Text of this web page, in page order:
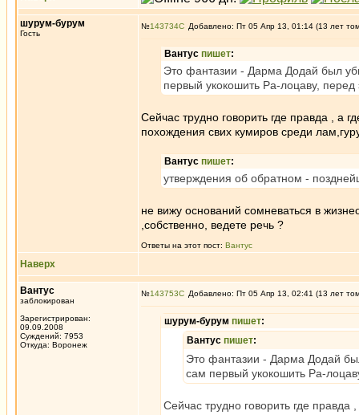
шурум-бурум
Гость
№143734 Добавлено: Пт 05 Апр 13, 01:14 (13 лет
Вантус пишет:
Это фантазии - Дарма Додай был
первый укокошить Ра-лоцаву,
Сейчас трудно говорить где правда , а
похождения свих кумиров среди
Вантус пишет:
утверждения об обратном -
не вижу оснований сомневаться в
,собственно, ведете речь ?
Ответы на этот пост: Вантус
Наверх
Вантус
заблокирован
Зарегистрирован:
09.09.2008
Суждений: 7953
Откуда: Воронеж
№143753 Добавлено: Пт 05 Апр 13, 02:41 (13 лет
шурум-бурум пишет:
Вантус пишет:
Это фантазии - Дарма Додай
сам первый укокошить Ра-
Сейчас трудно говорить где